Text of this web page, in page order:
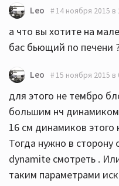
Leo 14 ноября 2015 в
а что вы хотите на
бас бьющий по печени
Leo 15 ноября 2015 в
для этого не тембро
большим нч динамиком
16 см динамиков
Тогда нужно в сторону
dynamite смотреть .
таким параметрами